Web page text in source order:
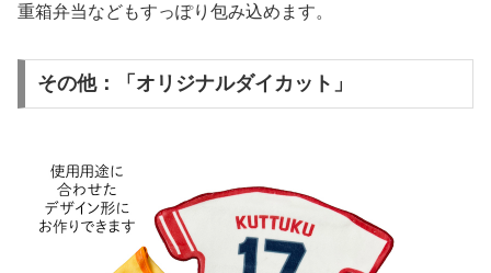
重箱弁当などもすっぽり包み込めます。
その他：「オリジナルダイカット」